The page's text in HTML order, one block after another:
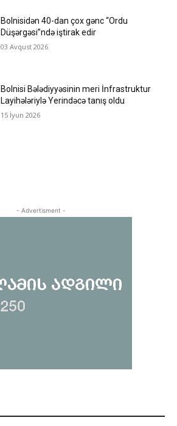
Bolnisidən 40-dan çox gənc “Ordu
Düşərgəsi”ndə iştirak edir
03 Avqust 2026
Bolnisi Bələdiyyəsinin meri İnfrastruktur
Layihələriylə Yerindəcə tanış oldu
15 İyun 2026
- Advertisment -